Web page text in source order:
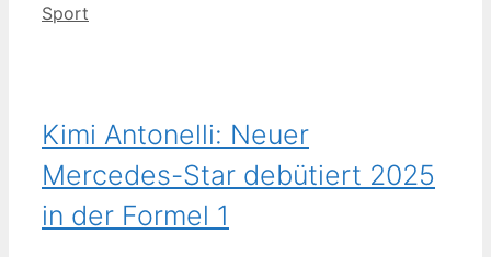
Kategorien
Sport
Kimi Antonelli: Neuer
Mercedes-Star debütiert 2025
in der Formel 1